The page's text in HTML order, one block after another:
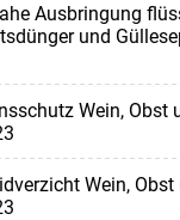
Ausbringung
und
Wein, Obst
Wein,